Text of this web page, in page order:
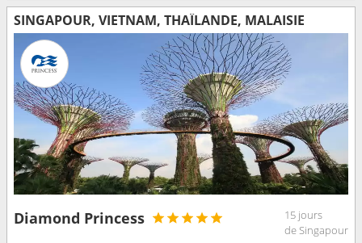
SINGAPOUR, VIETNAM, THAÏLANDE, MALAISIE
Diamond Princess
15 jours
de Singapour